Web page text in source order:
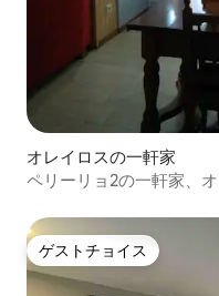
オレイロスの一軒家
ペリーリョ2の一軒家、
ゲストチョイス
ゲストチョイス